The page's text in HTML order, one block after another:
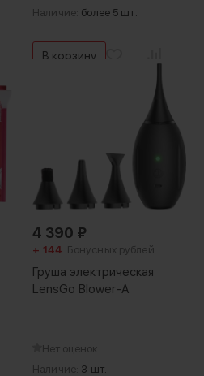
Наличие: более 5 шт.
В корзину
4 390 ₽
+ 144 Бонусных рублей
Груша электрическая
LensGo Blower-A
Нет оценок
Наличие: 3 шт.